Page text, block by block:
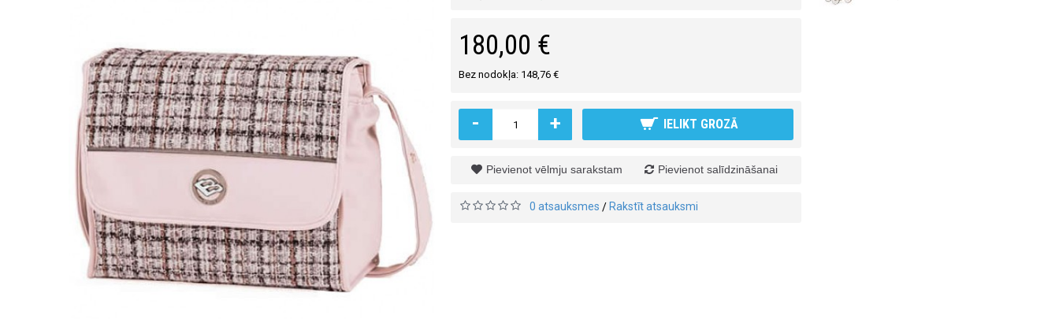
180,00 €
Bez nodokļa: 148,76 €
- + IELIKT GROZĀ
Pievienot vēlmju sarakstam Pievienot salīdzināšanai
0 atsauksmes / Rakstīt atsauksmi